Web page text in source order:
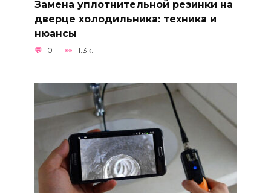
Замена уплотнительной резинки на
дверце холодильника: техника и
нюансы
0 1.3к.